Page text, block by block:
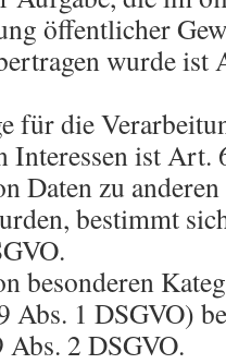
öffentlicher
wurde ist
für die
Interessen ist
Daten zu
bestimmt
besonderen
Abs. 1 DSGVO)
2 DSGVO.